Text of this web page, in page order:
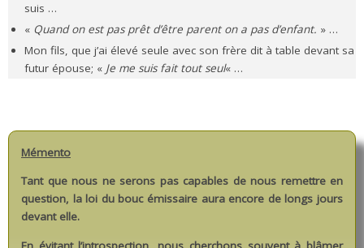
suis …
« Quand on est pas prêt d’être parent on a pas d’enfant. » …
Mon fils, que j’ai élevé seule avec son frère dit à table devant sa
futur épouse; « Je me suis fait tout seul« …
Mémento
Tant que nous ne serons pas capables de nous remettre en
question, la loi du bouc émissaire aura encore de longs jours
devant elle.